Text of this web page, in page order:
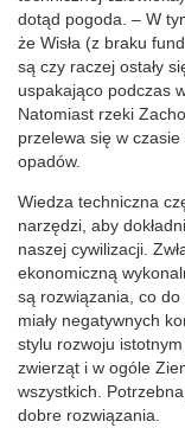
dotąd pogoda. – W
że Wisła (z braku
są czy raczej ostały
uspakająco podczas
Natomiast rzeki
przelewa się w
opadów.
Wiedza techniczna
narzędzi, aby
naszej cywilizacji.
ekonomiczną
są rozwiązania, co
miały negatywnych
stylu rozwoju
zwierząt i w ogóle
wszystkich.
dobre rozwiązania.